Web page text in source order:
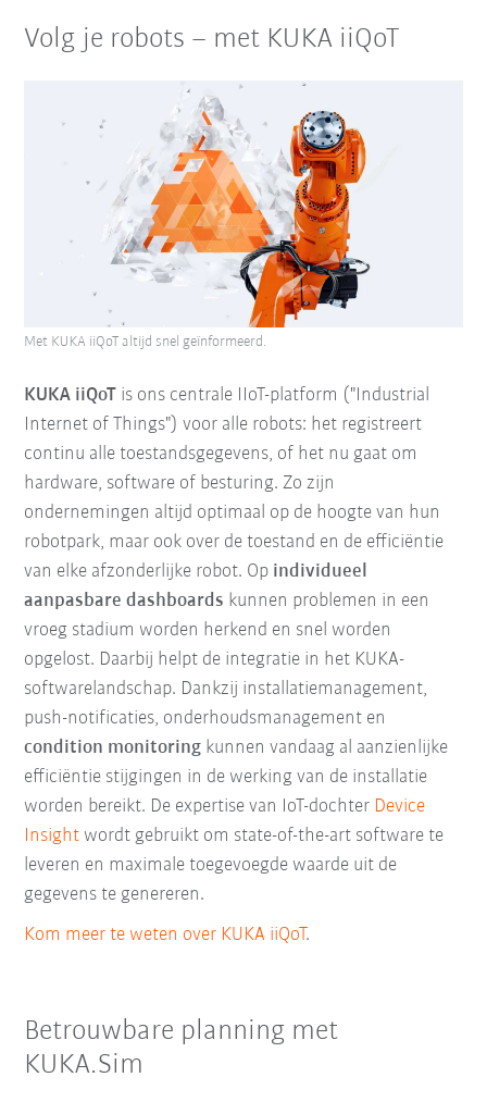
Volg je robots – met KUKA iiQoT
KUKA iiQoT is ons centrale IIoT-platform ("Industrial
Internet of Things") voor alle robots: het registreert
continu alle toestandsgegevens, of het nu gaat om
hardware, software of besturing. Zo zijn
ondernemingen altijd optimaal op de hoogte van hun
robotpark, maar ook over de toestand en de efficiëntie
van elke afzonderlijke robot. Op individueel
aanpasbare dashboards kunnen problemen in een
vroeg stadium worden herkend en snel worden
opgelost. Daarbij helpt de integratie in het KUKA-
softwarelandschap. Dankzij installatiemanagement,
push-notificaties, onderhoudsmanagement en
condition monitoring kunnen vandaag al aanzienlijke
efficiëntie stijgingen in de werking van de installatie
worden bereikt. De expertise van IoT-dochter Device
Insight wordt gebruikt om state-of-the-art software te
leveren en maximale toegevoegde waarde uit de
gegevens te genereren.
Kom meer te weten over KUKA iiQoT.
Met KUKA iiQoT altijd snel geïnformeerd.
Betrouwbare planning met
KUKA.Sim